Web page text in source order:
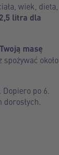
wiek, dieta,
litra dla
masę
około
po 6.